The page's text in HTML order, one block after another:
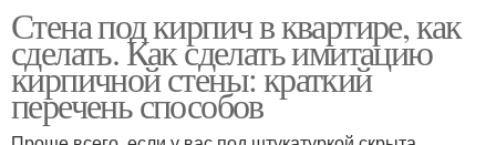
Стена под кирпич в квартире, как
сделать. Как сделать имитацию
кирпичной стены: краткий
перечень способов